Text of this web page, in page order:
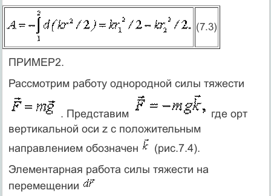
(7.3)
ПРИМЕР2.
Рассмотрим работу однородной силы тяжести
. Представим
где орт
вертикальной оси z с положительным
направлением обозначен
(рис.7.4).
Элементарная работа силы тяжести на
перемещении